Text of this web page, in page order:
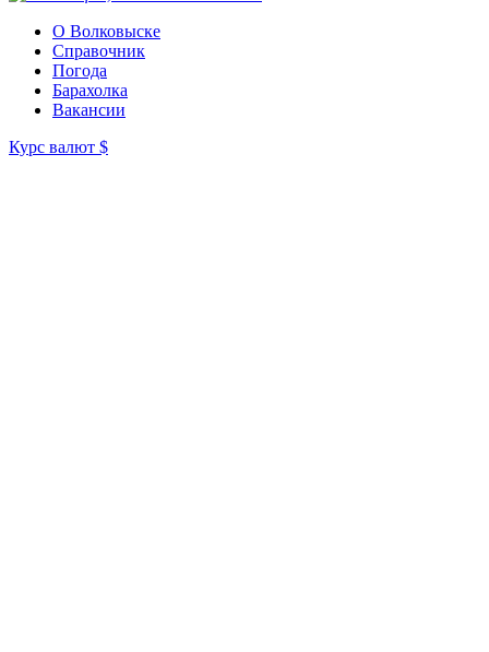
О Волковыске
Справочник
Погода
Барахолка
Вакансии
Курс валют $